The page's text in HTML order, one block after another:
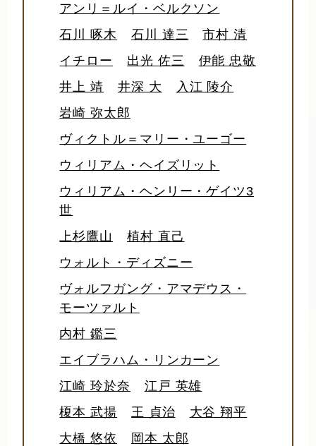
アンリ＝ルイ・ベルクソン
石川 啄木
石川 達三
市村 清
イチロー
出光 佐三
伊能 忠敬
井上 靖
井深 大
入江 陵介
岩崎 弥太郎
ヴィクトル＝マリー・ユーゴー
ウィリアム・ヘイズリット
ウィリアム・ヘンリー・ゲイツ3
世
上杉鷹山
植村 直己
ウォルト・ディズニー
ヴォルフガング・アマデウス・
モーツァルト
内村 鑑三
エイブラハム・リンカーン
江崎 玲於奈
江戸 英雄
榎本 武揚
王 貞治
大谷 翔平
大橋 悠依
岡本 太郎